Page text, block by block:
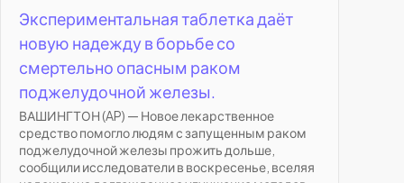
Экспериментальная таблетка даёт
новую надежду в борьбе со
смертельно опасным раком
поджелудочной железы.
ВАШИНГТОН (AP) — Новое лекарственное
средство помогло людям с запущенным раком
поджелудочной железы прожить дольше,
сообщили исследователи в воскресенье, вселяя